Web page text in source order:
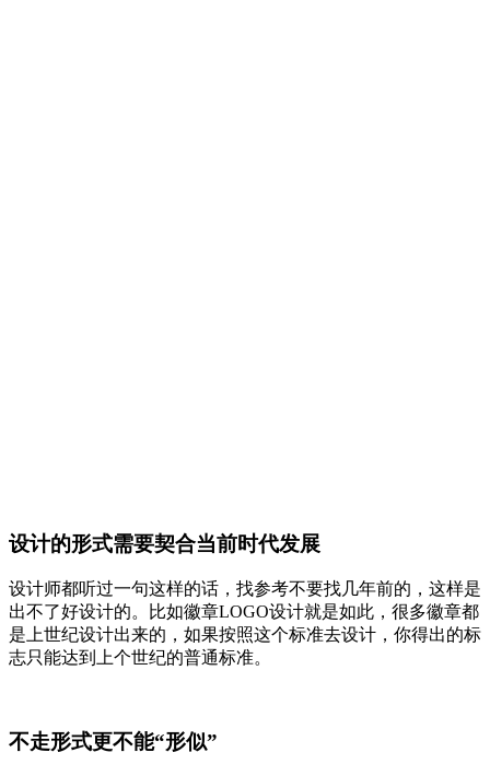
设计的形式需要契合当前时代发展
设计师都听过一句这样的话，找参考不要找几年前的，这样是
出不了好设计的。比如徽章LOGO设计就是如此，很多徽章都
是上世纪设计出来的，如果按照这个标准去设计，你得出的标
志只能达到上个世纪的普通标准。
不走形式更不能“形似”